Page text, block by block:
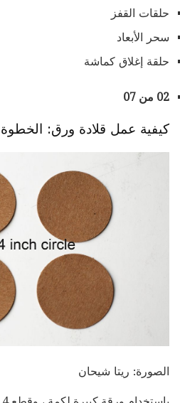
حلقات القفز
سحر الأبعاد
حلقة إغلاق كماشة
02 من 07
كيفية عمل قلادة ورق: الخطوة 1
الصورة: ريتا شيحان